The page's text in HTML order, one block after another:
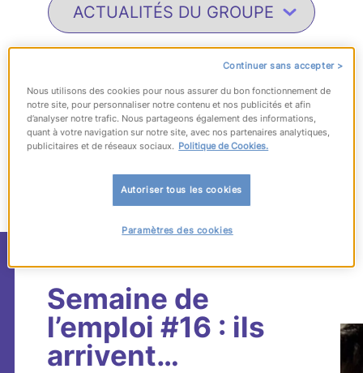
Semaine de
l’emploi #16 : ils
arrivent…
Continuer sans accepter >
Nous utilisons des cookies pour nous assurer du bon fonctionnement de
notre site, pour personnaliser notre contenu et nos publicités et afin
d’analyser notre trafic. Nous partageons également des informations,
quant à votre navigation sur notre site, avec nos partenaires analytiques,
publicitaires et de réseaux sociaux. Politique de Cookies.
Autoriser tous les cookies
Paramètres des cookies